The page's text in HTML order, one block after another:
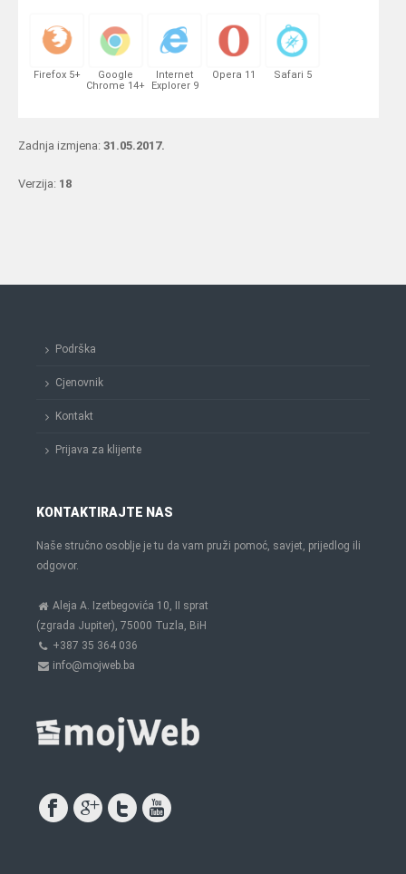
Firefox 5+
Google
Chrome 14+
Internet
Explorer 9
Opera 11 Safari 5
Zadnja izmjena: 31.05.2017.
Verzija: 18
Podrška
Cjenovnik
Kontakt
Prijava za klijente
KONTAKTIRAJTE NAS
Naše stručno osoblje je tu da vam pruži pomoć, savjet, prijedlog ili
odgovor.
Aleja A. Izetbegovića 10, II sprat
(zgrada Jupiter), 75000 Tuzla, BiH
+387 35 364 036
info@mojweb.ba